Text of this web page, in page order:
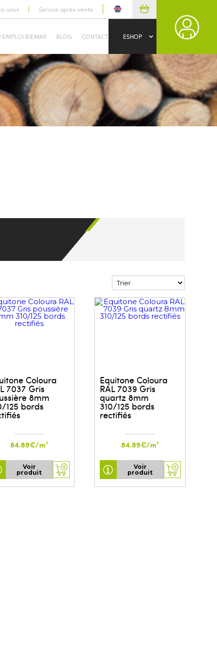
vous Service après-vente
BIEMAR BLOG CONTACT ESHOP
Coloura
7037 Gris
8mm
125 bords
84.89€/m²
Voir
produit
Equitone Coloura
RAL 7039 Gris
quartz 8mm
310/125 bords
rectifiés
84.89€/m²
Voir
produit